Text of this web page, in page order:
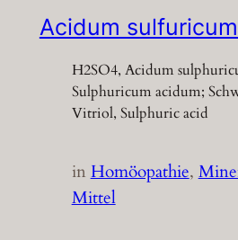
Acidum
H2SO4, Acidum
Sulphuricum acidum;
Vitriol, Sulphuric acid
inHomöopathie,
Mittel